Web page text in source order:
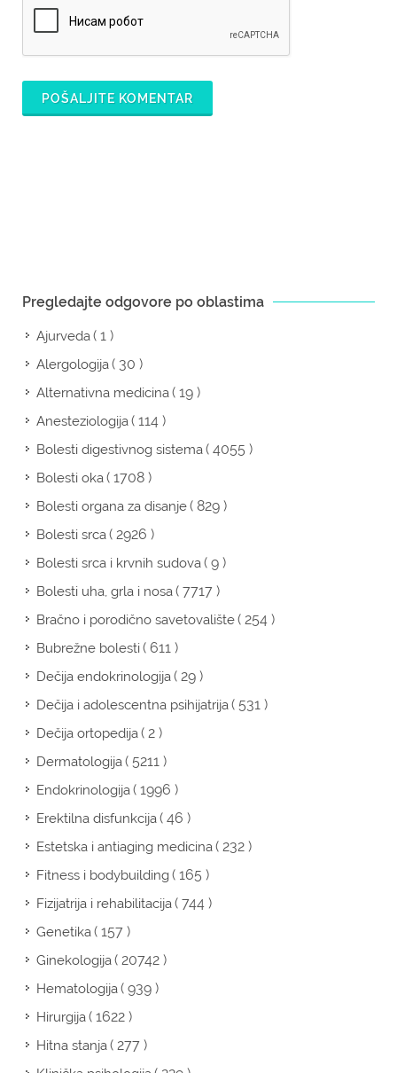
POŠALJITE KOMENTAR
Pregledajte odgovore po oblastima
Ajurveda( 1 )
Alergologija( 30 )
Alternativna medicina( 19 )
Anesteziologija( 114 )
Bolesti digestivnog sistema( 4055 )
Bolesti oka( 1708 )
Bolesti organa za disanje( 829 )
Bolesti srca( 2926 )
Bolesti srca i krvnih sudova( 9 )
Bolesti uha, grla i nosa( 7717 )
Bračno i porodično savetovalište( 254 )
Bubrežne bolesti( 611 )
Dečija endokrinologija( 29 )
Dečija i adolescentna psihijatrija( 531 )
Dečija ortopedija( 2 )
Dermatologija( 5211 )
Endokrinologija( 1996 )
Erektilna disfunkcija( 46 )
Estetska i antiaging medicina( 232 )
Fitness i bodybuilding( 165 )
Fizijatrija i rehabilitacija( 744 )
Genetika( 157 )
Ginekologija( 20742 )
Hematologija( 939 )
Hirurgija( 1622 )
Hitna stanja( 277 )